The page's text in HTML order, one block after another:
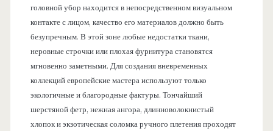
головной убор находится в непосредственном визуальном
контакте с лицом, качество его материалов должно быть
безупречным. В этой зоне любые недостатки ткани,
неровные строчки или плохая фурнитура становятся
мгновенно заметными. Для создания вневременных
коллекций европейские мастера используют только
экологичные и благородные фактуры. Тончайший
шерстяной фетр, нежная ангора, длинноволокнистый
хлопок и экзотическая соломка ручного плетения проходят